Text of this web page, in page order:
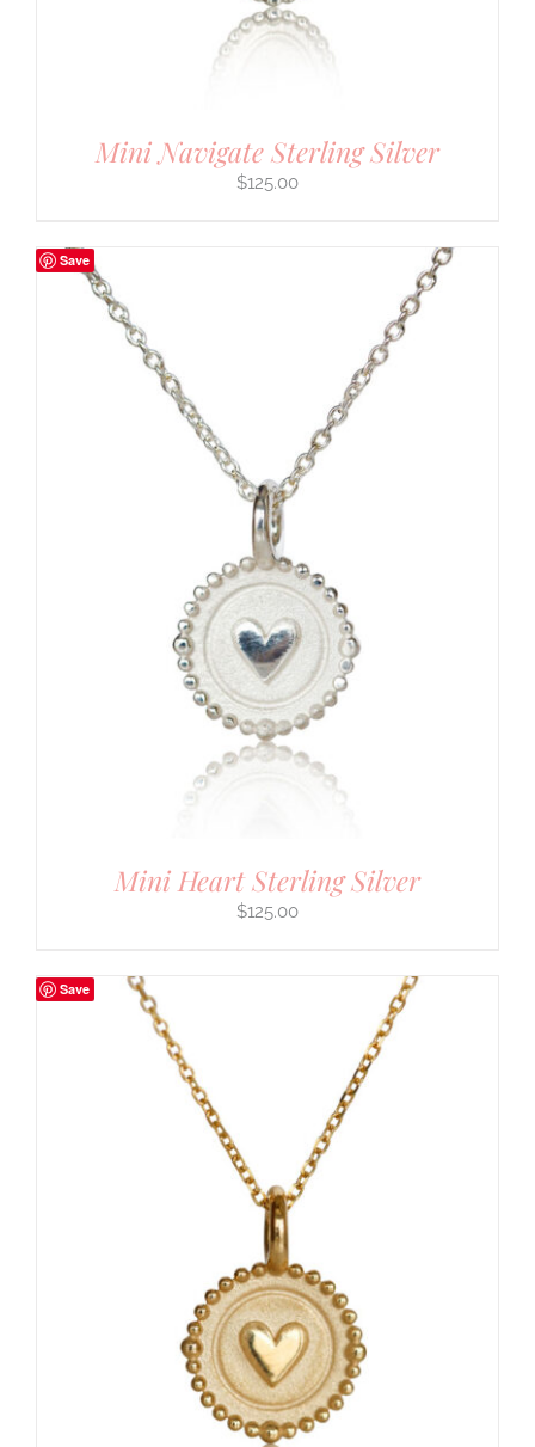
Mini Navigate Sterling Silver
$125.00
Save
Mini Heart Sterling Silver
$125.00
Save